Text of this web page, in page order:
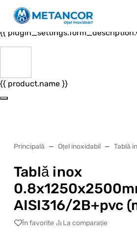
Close
{{ plugin_settings.form_header.value
{{
{{ product.name }}
Principală Oțel inoxidabil Tablă
Tablă inox
AISI316/2B+pvc
În favorite La comparație